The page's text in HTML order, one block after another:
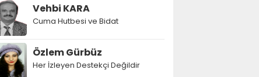
Vehbi KARA
Cuma Hutbesi ve Bidat
Özlem Gürbüz
Her İzleyen Destekçi Değildir